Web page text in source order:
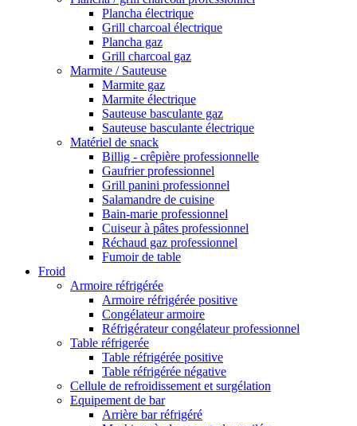
Plancha électrique
Grill charcoal électrique
Plancha gaz
Grill charcoal gaz
Marmite / Sauteuse
Marmite gaz
Marmite électrique
Sauteuse basculante gaz
Sauteuse basculante électrique
Matériel de snack
Billig - crêpière professionnelle
Gaufrier professionnel
Grill panini professionnel
Salamandre de cuisine
Bain-marie professionnel
Cuiseur à pâtes professionnel
Réchaud gaz professionnel
Fumoir de table
Froid
Armoire réfrigérée
Armoire réfrigérée positive
Congélateur armoire
Réfrigérateur congélateur professionnel
Table réfrigerée
Table réfrigérée positive
Table réfrigérée négative
Cellule de refroidissement et surgélation
Equipement de bar
Arrière bar réfrigéré